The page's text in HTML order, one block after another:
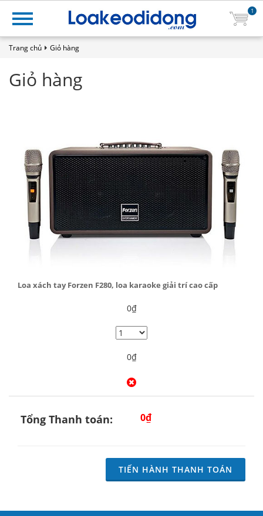
1
Trang chủ Giỏ hàng
Giỏ hàng
Loa xách tay Forzen F280, loa karaoke giải trí cao cấp
0₫
0₫
Tổng Thanh toán: 0₫
TIẾN HÀNH THANH TOÁN